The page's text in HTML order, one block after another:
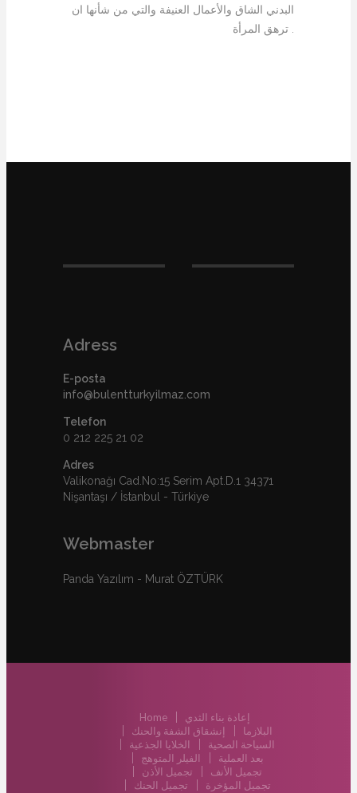
البدني الشاق والأعمال العنيفة والتي من شأنها ان
Adress
E-posta
info@bulentturkyilmaz.com
Telefon
0 212 225 21 02
Adres
Valikonağı Cad.No:15 Serim Apt.D.1 34371
Nişantaşı / İstanbul - Türkiye
Webmaster
Panda Yazılım - Murat ÖZTÜRK
Home
إعادة بناء الثدي
إنشقاق الشفة والحنك
البلازما
الخلايا الجذعية
السياحة الصحية
الفيلر المتوهج
بعد العملية
تجميل الأذن
تجميل الأنف
تجميل الحنك
تجميل المؤخرة